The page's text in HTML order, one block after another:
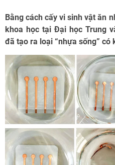
Bằng cách cấy vi sinh vật ăn
khoa học tại Đại học Trung
đã tạo ra loại “nhựa sống” có